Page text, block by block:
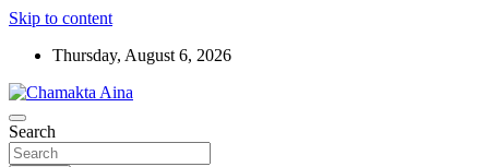
Skip to content
Thursday, August 6, 2026
Chamakta Aina
Hindi News Paper – Jharkhand
Search